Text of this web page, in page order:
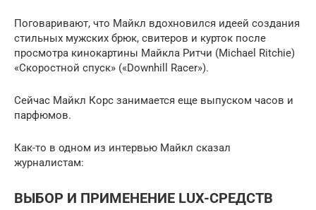
Поговаривают, что Майкл вдохновился идеей создания
стильных мужских брюк, свитеров и курток после
просмотра кинокартины Майкла Ритчи (Michael Ritchie)
«Скоростной спуск» («Downhill Racer»).
Сейчас Майкл Корс занимается еще выпуском часов и
парфюмов.
Как-то в одном из интервью Майкл сказал
журналистам:
ВЫБОР И ПРИМЕНЕНИЕ LUX-СРЕДСТВ